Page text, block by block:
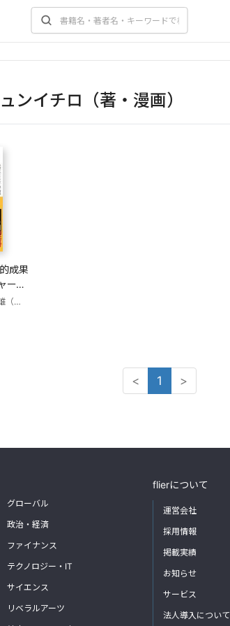
ンイチロ（著・漫画）
成果
ーの
著）
< 1 >
グローバル
政治・経済
ファイナンス
テクノロジー・IT
サイエンス
リベラルアーツ
flierについて
運営会社
採用情報
掲載実績
お知らせ
サービス
法人導入について